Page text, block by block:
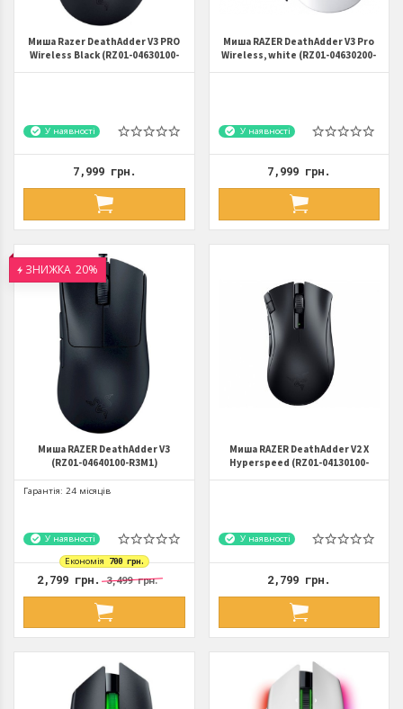
Миша Razer DeathAdder V3 PRO
Wireless Black (RZ01-04630100-
У наявності
7,999 грн.
Миша RAZER DeathAdder V3 Pro
Wireless, white (RZ01-04630200-
У наявності
7,999 грн.
ЗНИЖКА 20%
Миша RAZER DeathAdder V3
(RZ01-04640100-R3M1)
Гарантія: 24 місяців
У наявності
Економія 700 грн.
2,799 грн.3,499 грн.
Миша RAZER DeathAdder V2 X
Hyperspeed (RZ01-04130100-
У наявності
2,799 грн.